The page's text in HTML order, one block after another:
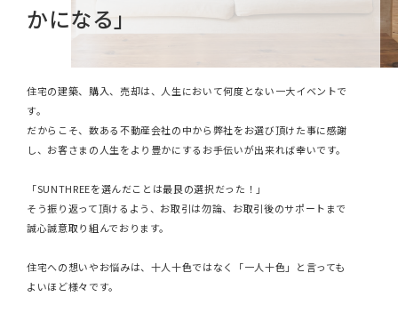
かになる」
住宅の建築、購入、売却は、人生において何度とない一大イベントで
す。
だからこそ、数ある不動産会社の中から弊社をお選び頂けた事に感謝
し、お客さまの人生をより豊かにするお手伝いが出来れば幸いです。
「SUNTHREEを選んだことは最良の選択だった！」
そう振り返って頂けるよう、お取引は勿論、お取引後のサポートまで
誠心誠意取り組んでおります。
住宅への想いやお悩みは、十人十色ではなく「一人十色」と言っても
よいほど様々です。